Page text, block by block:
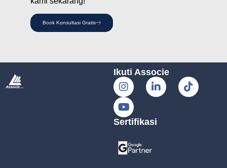
Book Konsultasi Gratis
Ikuti Associe
Sertifikasi